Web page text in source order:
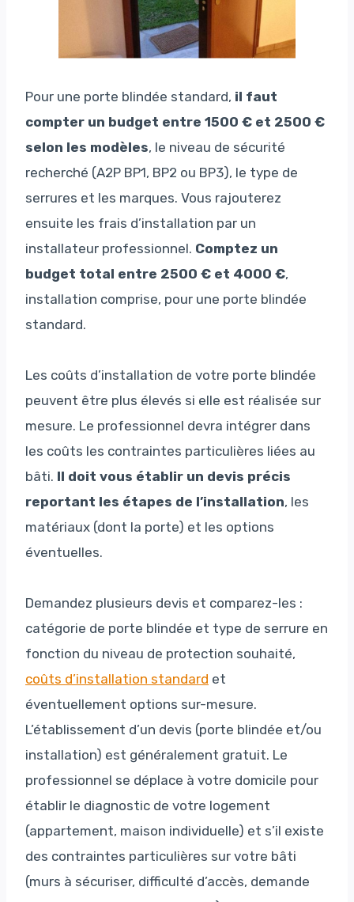
Pour une porte blindée standard, il faut
compter un budget entre 1500 € et 2500 €
selon les modèles, le niveau de sécurité
recherché (A2P BP1, BP2 ou BP3), le type de
serrures et les marques. Vous rajouterez
ensuite les frais d’installation par un
installateur professionnel. Comptez un
budget total entre 2500 € et 4000 €,
installation comprise, pour une porte blindée
standard.
Les coûts d’installation de votre porte blindée
peuvent être plus élevés si elle est réalisée sur
mesure. Le professionnel devra intégrer dans
les coûts les contraintes particulières liées au
bâti. Il doit vous établir un devis précis
reportant les étapes de l’installation, les
matériaux (dont la porte) et les options
éventuelles.
Demandez plusieurs devis et comparez-les :
catégorie de porte blindée et type de serrure en
fonction du niveau de protection souhaité,
coûts d’installation standard et
éventuellement options sur-mesure.
L’établissement d’un devis (porte blindée et/ou
installation) est généralement gratuit. Le
professionnel se déplace à votre domicile pour
établir le diagnostic de votre logement
(appartement, maison individuelle) et s’il existe
des contraintes particulières sur votre bâti
(murs à sécuriser, difficulté d’accès, demande